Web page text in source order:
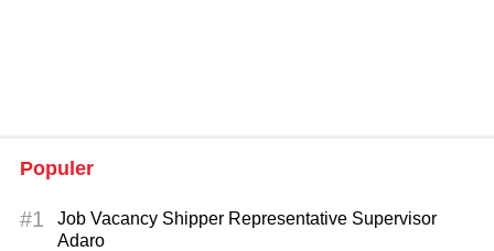
Populer
#1
Job Vacancy Shipper Representative Supervisor
Adaro